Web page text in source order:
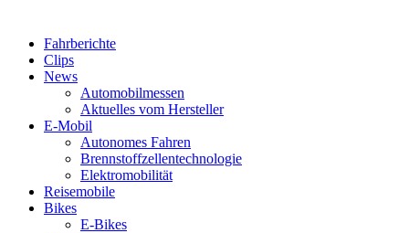
Fahrberichte
Clips
News
Automobilmessen
Aktuelles vom Hersteller
E-Mobil
Autonomes Fahren
Brennstoffzellentechnologie
Elektromobilität
Reisemobile
Bikes
E-Bikes